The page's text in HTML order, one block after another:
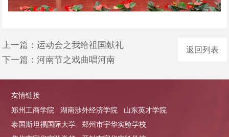
上一篇：运动会之我给祖国献礼
下一篇：河南节之戏曲唱河南
返回列表
友情链接
郑州工商学院
湖南涉外经济学院
山东英才学院
泰国斯坦福国际大学
郑州市宇华实验学校